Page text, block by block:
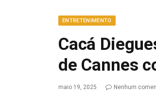
ENTRETENIMENTO
Cacá
de Cannes
maio 19, 2025 Nenhum